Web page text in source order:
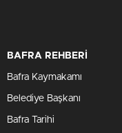
BAFRA REHBERİ
Bafra Kaymakamı
Belediye Başkanı
Bafra Tarihi